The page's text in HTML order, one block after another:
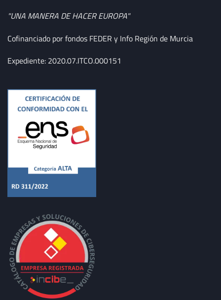
"UNA MANERA DE HACER EUROPA"
Cofinanciado por fondos FEDER y Info Región de Murcia
Expediente: 2020.07.ITCO.000151